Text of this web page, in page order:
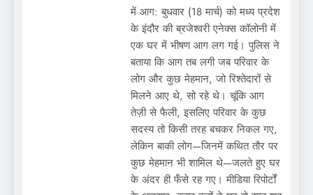
में आग: बुधवार (18 मार्च) को मध्य प्रदेश
के इंदौर की ब्रजेश्वरी एनेक्स कॉलोनी में
एक घर में भीषण आग लग गई। पुलिस ने
बताया कि आग तब लगी जब परिवार के
लोग और कुछ मेहमान, जो रिश्तेदारों से
मिलने आए थे, सो रहे थे। चूंकि आग
तेज़ी से फैली, इसलिए परिवार के कुछ
सदस्य तो किसी तरह बचकर निकल गए,
लेकिन बाकी लोग—जिनमें कथित तौर पर
कुछ मेहमान भी शामिल थे—जलते हुए घर
के अंदर ही फँसे रह गए। मीडिया रिपोर्टों